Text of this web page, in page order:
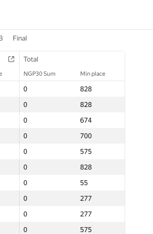
Final
Total
NGP30 Sum Min place
0
828
0
828
0
674
0
700
0
575
0
828
0
55
0
277
0
277
0
575